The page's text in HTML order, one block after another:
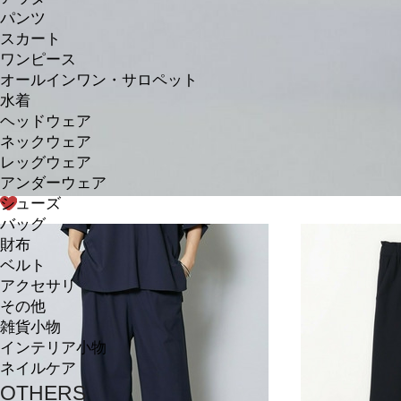
パンツ
スカート
ワンピース
オールインワン・サロペット
水着
ヘッドウェア
ネックウェア
レッグウェア
アンダーウェア
シューズ
バッグ
財布
ベルト
アクセサリ
その他
雑貨小物
インテリア小物
ネイルケア
OTHERS